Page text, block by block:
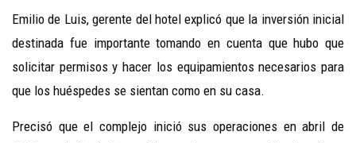
Emilio de Luis, gerente del hotel explicó que la inversión inicial
destinada fue importante tomando en cuenta que hubo que
solicitar permisos y hacer los equipamientos necesarios para
que los huéspedes se sientan como en su casa.
Precisó que el complejo inició sus operaciones en abril de